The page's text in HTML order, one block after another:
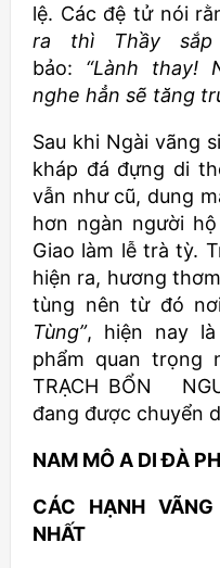
lệ. Các đệ tử nói
ra thì Thầy sắp
bảo: “Lành thay!
nghe hẳn sẽ tăng
Sau khi Ngài vãng
kháp đá đựng di
vẫn như cũ, dung
hơn ngàn người
Giao làm lễ trà tỳ.
hiện ra, hương
tùng nên từ đó
Tùng”, hiện nay là
phẩm quan trọng
TRẠCH BỔN
đang được chuyển
NAM MÔ A DI ĐÀ
CÁC HẠNH
NHẤT